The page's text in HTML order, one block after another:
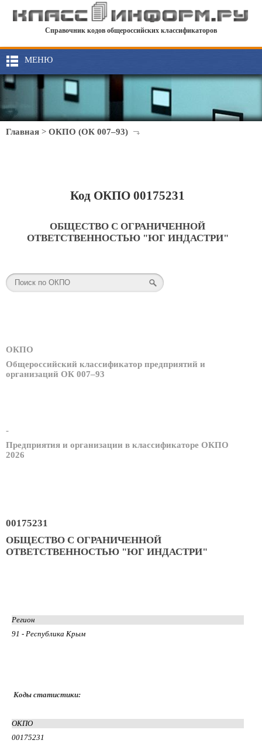
Справочник кодов общероссийских классификаторов
МЕНЮ
Главная > ОКПО (ОК 007–93)
Код ОКПО 00175231
ОБЩЕСТВО С ОГРАНИЧЕННОЙ
ОТВЕТСТВЕННОСТЬЮ "ЮГ ИНДАСТРИ"
ОКПО
Общероссийский классификатор предприятий и
организаций ОК 007–93
-
Предприятия и организации в классификаторе ОКПО
2026
00175231
ОБЩЕСТВО С ОГРАНИЧЕННОЙ
ОТВЕТСТВЕННОСТЬЮ "ЮГ ИНДАСТРИ"
Регион
91 - Республика Крым
Коды статистики:
ОКПО
00175231